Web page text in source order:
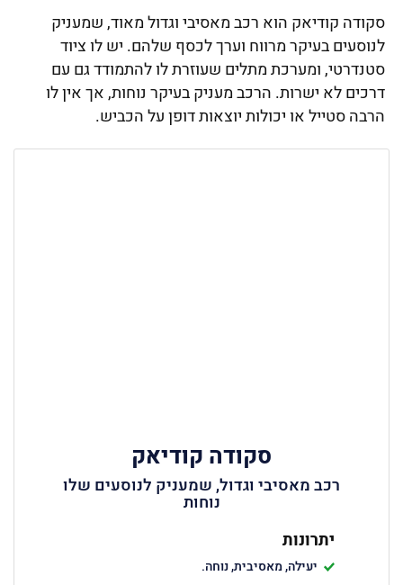
סקודה קודיאק הוא רכב מאסיבי וגדול מאוד, שמעניק
לנוסעים בעיקר מרווח וערך לכסף שלהם. יש לו ציוד
סטנדרטי, ומערכת מתלים שעוזרת לו להתמודד גם עם
דרכים לא ישרות. הרכב מעניק בעיקר נוחות, אך אין לו
הרבה סטייל או יכולות יוצאות דופן על הכביש.
סקודה קודיאק
רכב מאסיבי וגדול, שמעניק לנוסעים שלו
נוחות
יתרונות
יעילה, מאסיבית, נוחה.